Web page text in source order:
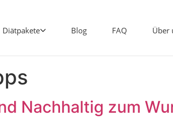
Diätpakete Blog FAQ Über
Nachhaltig zum